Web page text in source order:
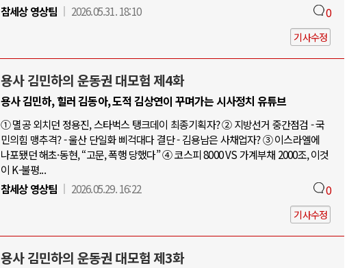
참세상 영상팀
2026.05.31. 18:10 0
기사수정
용사 김민하의 운동권 대모험 제4화
용사 김민하, 힐러 김동아, 도적 김상연이 꾸며가는 시사정치 유튜브
① 멸공 외치던 정용진, 스타벅스 탱크데이 최종기획자? ② 지방선거 중간점검 - 국
민의힘 맹추격? - 울산 단일화 삐걱대다 결단 - 김용남은 사채업자? ③ 이스라엘에
나포됐던 해초·동현, “고문, 폭행 당했다” ④ 코스피 8000 VS 가계부채 2000조, 이것
이 K-불평...
참세상 영상팀
2026.05.29. 16:22 0
기사수정
용사 김민하의 운동권 대모험 제3화